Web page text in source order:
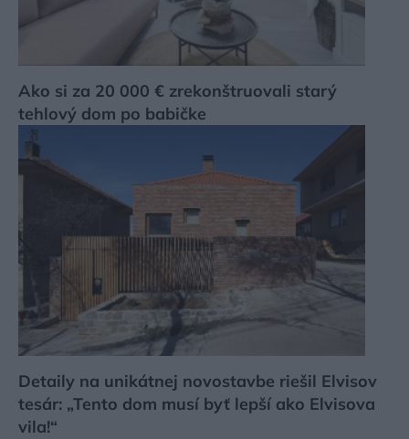
Ako si za 20 000 € zrekonštruovali starý
tehlový dom po babičke
Detaily na unikátnej novostavbe riešil Elvisov
tesár: „Tento dom musí byť lepší ako Elvisova
vila!“